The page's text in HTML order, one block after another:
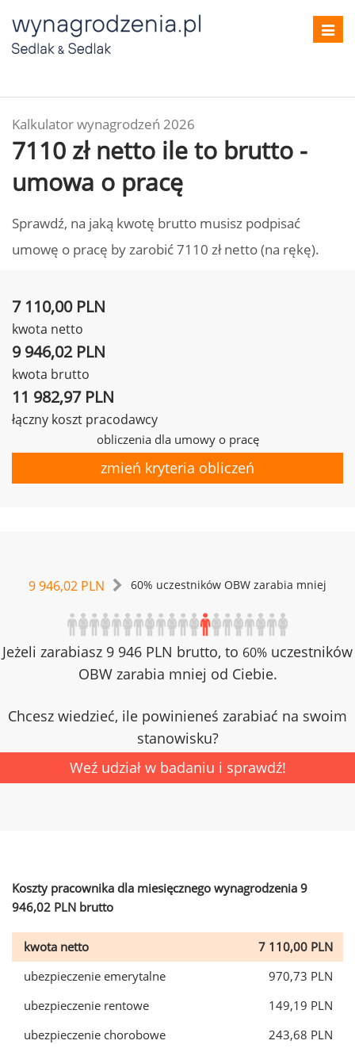
Kalkulator wynagrodzeń 2026
7110 zł netto ile to brutto -
umowa o pracę
Sprawdź, na jaką kwotę brutto musisz podpisać
umowę o pracę by zarobić 7110 zł netto (na rękę).
7 110,00 PLN
kwota netto
9 946,02 PLN
kwota brutto
11 982,97 PLN
łączny koszt pracodawcy
obliczenia dla umowy o pracę
zmień kryteria obliczeń
9 946,02 PLN 60% uczestników OBW zarabia mniej
Jeżeli zarabiasz 9 946 PLN brutto, to 60% uczestników
OBW zarabia mniej od Ciebie.
Chcesz wiedzieć, ile powinieneś zarabiać na swoim
stanowisku?
Weź udział w badaniu i sprawdź!
Koszty pracownika dla miesięcznego wynagrodzenia 9
946,02 PLN brutto
kwota netto
7 110,00 PLN
ubezpieczenie emerytalne
970,73 PLN
ubezpieczenie rentowe
149,19 PLN
ubezpieczenie chorobowe
243,68 PLN